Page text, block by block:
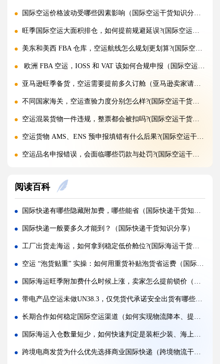
国际空运价格波动受哪些因素影响（国际空运干货知识分享）
旺季国际空运大面积排仓，如何提前规避延误?(国际空运干货知识分享)
美东和美西 FBA 仓库，空运航线怎么规划更划算?(国际空运干货知识分享)
欧洲 FBA 空运，IOSS 和 VAT 该如何合规申报（国际空运干货知识分享）
亚马逊旺季备货，空运需要提前多久订舱（亚马逊卖家请注意）
不同国家海关，空运查验力度分别怎么样?(国际空运干货知识分享)
空运混装货物一件违规，整票都会被扣吗?(国际空运干货知识分享)
空运货物 AMS、ENS 预申报填错有什么后果?(国际空运干货知识分享)
空运品名申报错误，会面临哪些罚款与处罚?(国际空运干货知识分享)
国际空运计费重与实际重、体积重怎么换算（国际空运干货知识分享）
普通货物走国际空运最低多少公斤起运（不清楚的外贸人看过来）
国际空运和国际快递到底有哪些核心区别（国际物流干货知识分享）
国际空运计费重与实际重、体积重怎么换算（国际空运干货知识分享）
国际空运客机和全货机分别适合运什么货物（国际空运干货知识分享）
如何查询国际快递实时物流轨迹?(国际快递干货知识分享)
国际快递关税收取标准是什么，多少金额免税?(国际快递干货知识分享)
国际快递为什么越重单价越便宜?(国际空运干货知识分享)
第一次寄国际快递，详细流程步骤是什么（国际快递干货知识分享）
阅读百科
国际快递有哪些隐藏附加费，哪些能省（国际快递干货知识分享）
国际快递一般要多久才能到？（国际快递干货知识分享）
工厂出货走海运，如何拿到稳定低价舱位?(国际海运干货知识分享)
空运 “泡货贴重” 实操：如何用重货补贴泡货省运费（国际空运干货知识分享）
国际海运旺季附加费什么时候上涨，卖家怎么提前锁价（国际海运干货知识分享）
带电产品空运未做UN38.3，仅凭货代承诺安全出货有哪些真实风险（国际空运干货知识分享）
长期合作如何稳定国际空运渠道（如何实现物流降本、提质、稳效）
国际海运入仓数量短少，如何快速判定是装柜少装、海上丢失还是仓库漏扫（国际海运干货知识分享）
跨境电商发货为什么优先选择商业国际快递（跨境物流干货知识分享）